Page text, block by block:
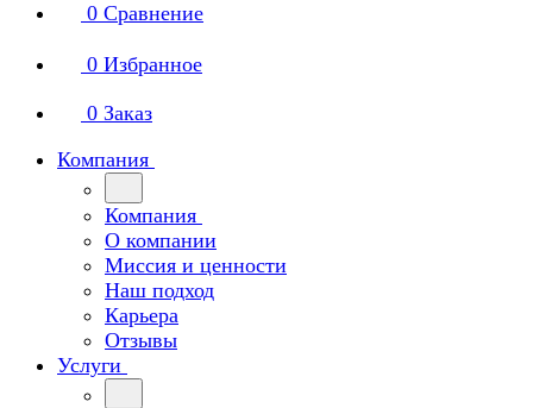
0 Сравнение
0 Избранное
0 Заказ
Компания
Компания
О компании
Миссия и ценности
Наш подход
Карьера
Отзывы
Услуги